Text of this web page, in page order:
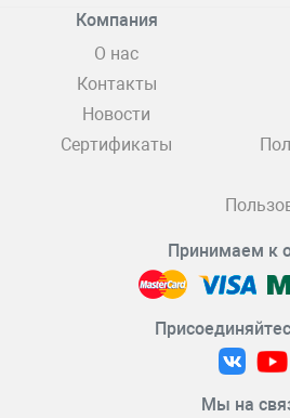
Компания
О нас
Контакты
Новости
Сертификаты
Принимаем к
Мы на